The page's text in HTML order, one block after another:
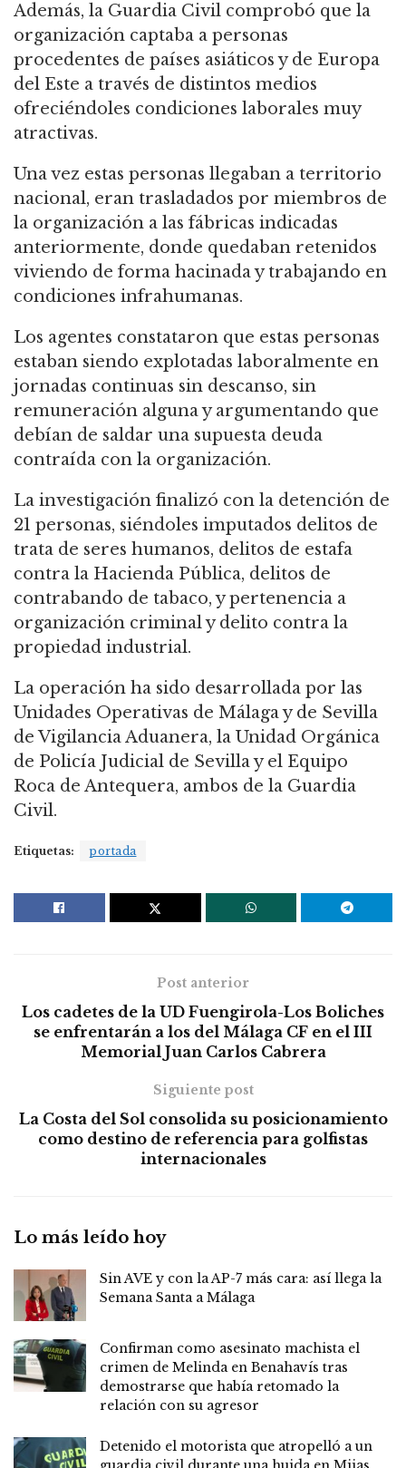
Además, la Guardia Civil comprobó que la
organización captaba a personas
procedentes de países asiáticos y de Europa
del Este a través de distintos medios
ofreciéndoles condiciones laborales muy
atractivas.
Una vez estas personas llegaban a territorio
nacional, eran trasladados por miembros de
la organización a las fábricas indicadas
anteriormente, donde quedaban retenidos
viviendo de forma hacinada y trabajando en
condiciones infrahumanas.
Los agentes constataron que estas personas
estaban siendo explotadas laboralmente en
jornadas continuas sin descanso, sin
remuneración alguna y argumentando que
debían de saldar una supuesta deuda
contraída con la organización.
La investigación finalizó con la detención de
21 personas, siéndoles imputados delitos de
trata de seres humanos, delitos de estafa
contra la Hacienda Pública, delitos de
contrabando de tabaco, y pertenencia a
organización criminal y delito contra la
propiedad industrial.
La operación ha sido desarrollada por las
Unidades Operativas de Málaga y de Sevilla
de Vigilancia Aduanera, la Unidad Orgánica
de Policía Judicial de Sevilla y el Equipo
Roca de Antequera, ambos de la Guardia
Civil.
Etiquetas: portada
Post anterior
Los cadetes de la UD Fuengirola-Los Boliches
se enfrentarán a los del Málaga CF en el III
Memorial Juan Carlos Cabrera
Siguiente post
La Costa del Sol consolida su posicionamiento
como destino de referencia para golfistas
internacionales
Lo más leído hoy
Sin AVE y con la AP-7 más cara: así llega la
Semana Santa a Málaga
Confirman como asesinato machista el
crimen de Melinda en Benahavís tras
demostrarse que había retomado la
relación con su agresor
Detenido el motorista que atropelló a un